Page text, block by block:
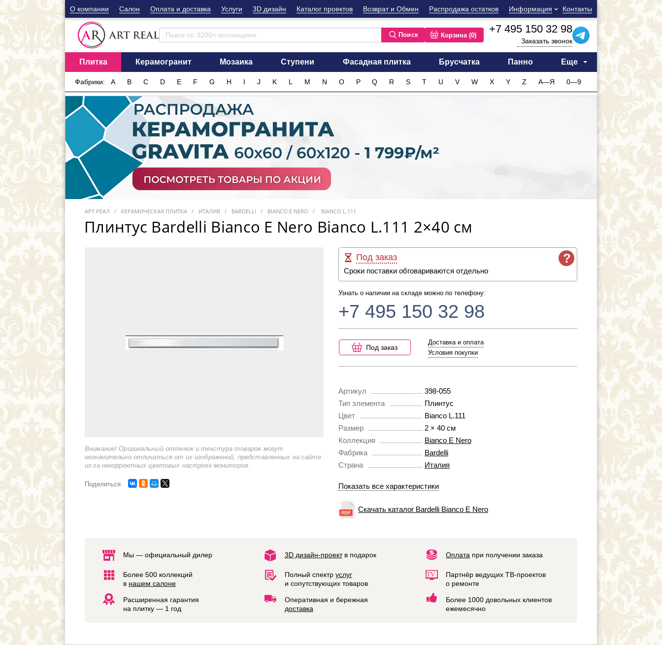
О компании Cалон Оплата и доставка Услуги 3D дизайн Каталог проектов Возврат и Обмен Распродажа остатков Информация Контакты
Поиск Корзина (0)
+7 495 150 32 98
Заказать звонок
Плитка Керамогранит Мозаика Ступени Фасадная плитка Брусчатка Панно Еще
Фабрики: A B C D E F G H I J K L M N O P Q R S T U V W X Y Z А—Я 0—9
АРТ РЕАЛ КЕРАМИЧЕСКАЯ ПЛИТКА ИТАЛИЯ BARDELLI BIANCO E NERO BIANCO L.111
Плинтус Bardelli Bianco E Nero Bianco L.111 2×40 см
Внимание! Оригинальный оттенок и текстура товаров могут
незначительно отличаться от их изображений, представленных на сайте
из-за некорректных цветовых настроек мониторов.
Поделиться
?
Под заказ
Сроки поставки обговариваются отдельно
Узнать о наличии на складе можно по телефону:
+7 495 150 32 98
Под заказ
Доставка и оплата
Условия покупки
Артикул
398-055
Тип элемента
Плинтус
Цвет
Bianco L.111
Размер
2 × 40 см
Коллекция
Bianco E Nero
Фабрика
Bardelli
Страна
Италия
Показать все характеристики
Скачать каталог Bardelli Bianco E Nero
Мы — официальный дилер 3D дизайн-проектв подарок Оплата при получении заказа
Более 500 коллекций
в нашем салоне
Полный спектр услуг
и сопутствующих товаров
Партнёр ведущих ТВ-проектов
о ремонте
Расширенная гарантия
на плитку — 1 год
Оперативная и бережная
доставка
Более 1000 довольных клиентов
ежемесячно